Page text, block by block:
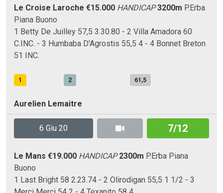
Le Croise Laroche €15.000 HANDICAP 3200m P.Erba
Piana Buono
1 Betty De Juilley 57,5 3.30.80 - 2 Villa Amadora 60
C.INC. - 3 Humbaba D'Agrostis 55,5 4 - 4 Bonnet Breton
51 INC.
1 2 61,5
Aurelien Lemaitre
6 Giu 20 7/12
Le Mans €19.000 HANDICAP 2300m P.Erba Piana
Buono
1 Last Bright 58 2.23.74 - 2 Olirodigan 55,5 1 1/2 - 3